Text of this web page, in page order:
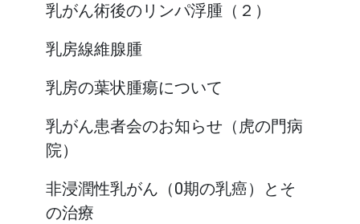
乳がん術後のリンパ浮腫（２）
乳房線維腺腫
乳房の葉状腫瘍について
乳がん患者会のお知らせ（虎の門病
院）
非浸潤性乳がん（0期の乳癌）とそ
の治療